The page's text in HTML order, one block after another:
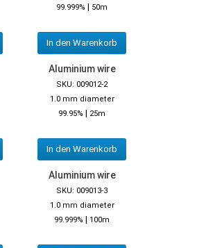
99.999% | 50m
In den Warenkorb
Aluminium wire
SKU: 009012-2
1.0 mm diameter
99.95% | 25m
In den Warenkorb
Aluminium wire
SKU: 009013-3
1.0 mm diameter
99.999% | 100m